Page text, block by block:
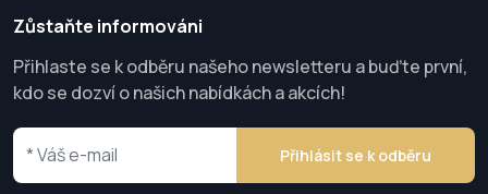
Zůstaňte informováni
Přihlaste se k odběru našeho newsletteru a buďte první,
kdo se dozví o našich nabídkách a akcích!
Přihlásit se k odběru